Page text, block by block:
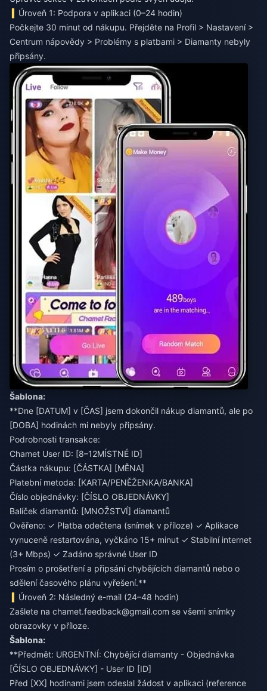
Úroveň 1: Podpora v aplikaci (0–24 hodin)
Počkejte 30 minut od nákupu. Přejděte na Profil > Nastavení >
Centrum nápovědy > Problémy s platbami > Diamanty nebyly
připsány.
Šablona:
**Dne [DATUM] v [ČAS] jsem dokončil nákup diamantů, ale po
[DOBA] hodinách mi nebyly připsány.
Podrobnosti transakce:
Chamet User ID: [8–12MÍSTNÉ ID]
Částka nákupu: [ČÁSTKA] [MĚNA]
Platební metoda: [KARTA/PENĚŽENKA/BANKA]
Číslo objednávky: [ČÍSLO OBJEDNÁVKY]
Balíček diamantů: [MNOŽSTVÍ] diamantů
Ověřeno: ✓ Platba odečtena (snímek v příloze) ✓ Aplikace
vynuceně restartována, vyčkáno 15+ minut ✓ Stabilní internet
(3+ Mbps) ✓ Zadáno správné User ID
Prosím o prošetření a připsání chybějících diamantů nebo o
sdělení časového plánu vyřešení.**
Úroveň 2: Následný e-mail (24–48 hodin)
Zašlete na chamet.feedback@gmail.com se všemi snímky
obrazovky v příloze.
Šablona:
**Předmět: URGENTNÍ: Chybějící diamanty - Objednávka
[ČÍSLO OBJEDNÁVKY] - User ID [ID]
Před [XX] hodinami jsem odeslal žádost v aplikaci (reference